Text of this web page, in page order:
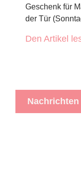
Geschenk für
der Tür
Den Artikel
Nachrichten